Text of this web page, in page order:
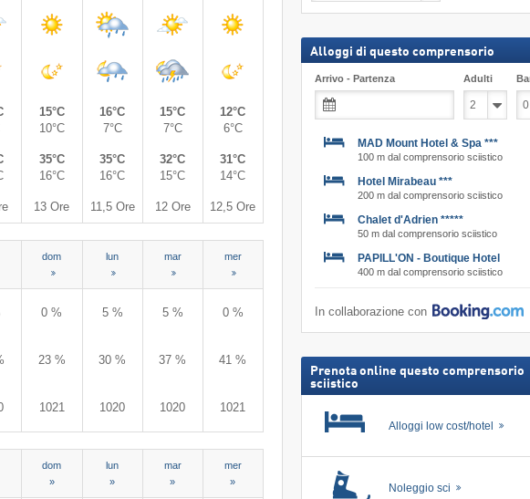
15°C
10°C
16°C
7°C
15°C
7°C
12°C
6°C
35°C
16°C
35°C
16°C
32°C
15°C
31°C
14°C
13 Ore 11,5 Ore 12 Ore 12,5 Ore
dom lun mar mer
0 % 5 % 5 % 0 %
23 % 30 % 37 % 41 %
1021 1020 1020 1021
dom
»
lun
»
mar
»
mer
»
Alloggi di questo comprensorio
Arrivo - Partenza Adulti
MAD Mount Hotel & Spa ***
100 m dal comprensorio sciistico
Hotel Mirabeau ***
200 m dal comprensorio sciistico
Chalet d'Adrien *****
50 m dal comprensorio sciistico
PAPILL'ON - Boutique Hotel
400 m dal comprensorio sciistico
In collaborazione con
Prenota online questo comprensorio
sciistico
Alloggi low cost/hotel
Noleggio sci